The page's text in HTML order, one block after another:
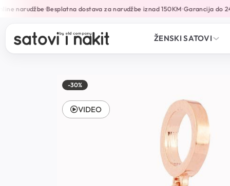
narudžbe•Besplatna dostava za narudžbe iznad 150KM•Garancija do 24
ŽENSKI SATOVI
-30%
VIDEO